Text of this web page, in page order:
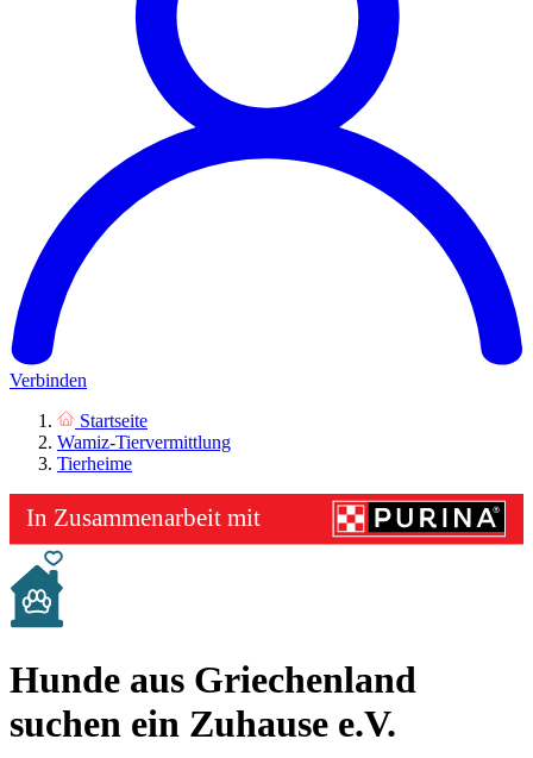
Verbinden
Startseite
Wamiz-Tiervermittlung
Tierheime
Hunde aus Griechenland
suchen ein Zuhause e.V.